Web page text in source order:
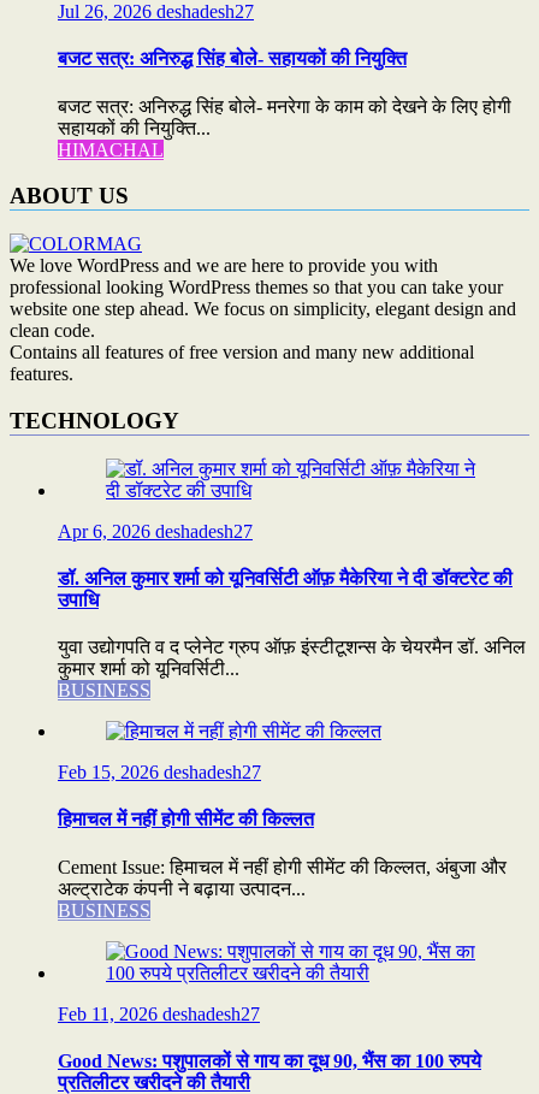
Jul 26, 2026 deshadesh27
बजट सत्र: अनिरुद्ध सिंह बोले- सहायकों की नियुक्ति
बजट सत्र: अनिरुद्ध सिंह बोले- मनरेगा के काम को देखने के लिए होगी
सहायकों की नियुक्ति...
HIMACHAL
ABOUT US
We love WordPress and we are here to provide you with
professional looking WordPress themes so that you can take your
website one step ahead. We focus on simplicity, elegant design and
clean code.
Contains all features of free version and many new additional
features.
TECHNOLOGY
Apr 6, 2026 deshadesh27
डॉ. अनिल कुमार शर्मा को यूनिवर्सिटी ऑफ़ मैकेरिया ने दी डॉक्टरेट की
उपाधि
युवा उद्योगपति व द प्लेनेट ग्रुप ऑफ़ इंस्टीटूशन्स के चेयरमैन डॉ. अनिल
कुमार शर्मा को यूनिवर्सिटी...
BUSINESS
Feb 15, 2026 deshadesh27
हिमाचल में नहीं होगी सीमेंट की किल्लत
Cement Issue: हिमाचल में नहीं होगी सीमेंट की किल्लत, अंबुजा और
अल्ट्राटेक कंपनी ने बढ़ाया उत्पादन...
BUSINESS
Feb 11, 2026 deshadesh27
Good News: पशुपालकों से गाय का दूध 90, भैंस का 100 रुपये
प्रतिलीटर खरीदने की तैयारी